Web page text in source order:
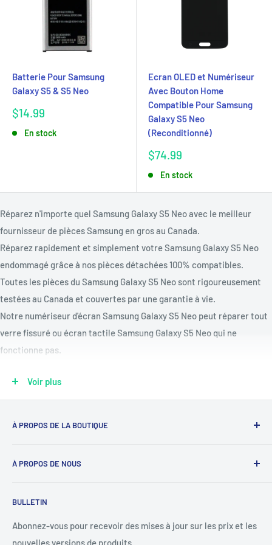
Batterie Pour Samsung
Galaxy S5 & S5 Neo
Prix
$14.99
En stock
Ecran OLED et Numériseur
Avec Bouton Home
Compatible Pour Samsung
Galaxy S5 Neo
(Reconditionné)
Prix
$74.99
En stock
Réparez n'importe quel Samsung Galaxy S5 Neo avec le meilleur
fournisseur de pièces Samsung en gros au Canada.
Réparez rapidement et simplement votre Samsung Galaxy S5 Neo
endommagé grâce à nos pièces détachées 100% compatibles.
Toutes les pièces du Samsung Galaxy S5 Neo sont rigoureusement
testées au Canada et couvertes par une garantie à vie.
Notre numériseur d'écran Samsung Galaxy S5 Neo peut réparer tout
verre fissuré ou écran tactile Samsung Galaxy S5 Neo qui ne
fonctionne pas.
chargée avec notre kit de remplacement de batterie Samsung
Galaxy S5 Neo.
moteurs de vibration, haut-parleurs, caméras arrière et avant,
Voir plus
À PROPOS DE LA BOUTIQUE
téléphones en étant leur fournisseur de confiance. Nous y
un service client personnalisé.
+1 844-664-8388
À PROPOS DE NOUS
Bons prépayés
Vérification IMEI
BULLETIN
Abonnez-vous pour recevoir des mises à jour sur les prix et les
nouvelles versions de produits